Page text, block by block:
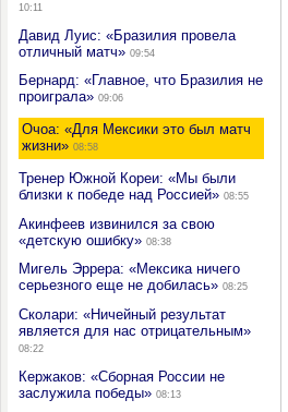
10:11
Давид Луис: «Бразилия провела
отличный матч» 09:54
Бернард: «Главное, что Бразилия не
проиграла» 09:06
Очоа: «Для Мексики это был матч
жизни» 08:58
Тренер Южной Кореи: «Мы были
близки к победе над Россией» 08:55
Акинфеев извинился за свою
«детскую ошибку» 08:38
Мигель Эррера: «Мексика ничего
серьезного еще не добилась» 08:25
Сколари: «Ничейный результат
является для нас отрицательным»
08:22
Кержаков: «Сборная России не
заслужила победы» 08:13